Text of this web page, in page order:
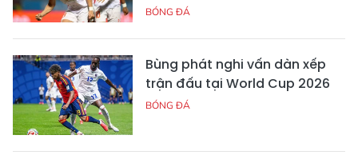
BÓNG ĐÁ
Bùng phát nghi vấn dàn xếp
trận đấu tại World Cup 2026
BÓNG ĐÁ